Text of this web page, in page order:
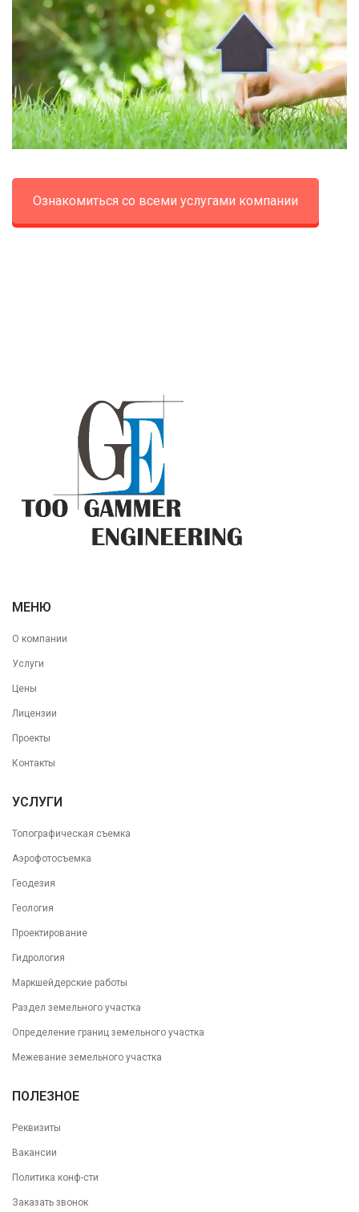
Ознакомиться со всеми услугами компании
МЕНЮ
О компании
Услуги
Цены
Лицензии
Проекты
Контакты
УСЛУГИ
Топографическая съемка
Аэрофотосъемка
Геодезия
Геология
Проектирование
Гидрология
Маркшейдерские работы
Раздел земельного участка
Определение границ земельного участка
Межевание земельного участка
ПОЛЕЗНОЕ
Реквизиты
Вакансии
Политика конф-сти
Заказать звонок